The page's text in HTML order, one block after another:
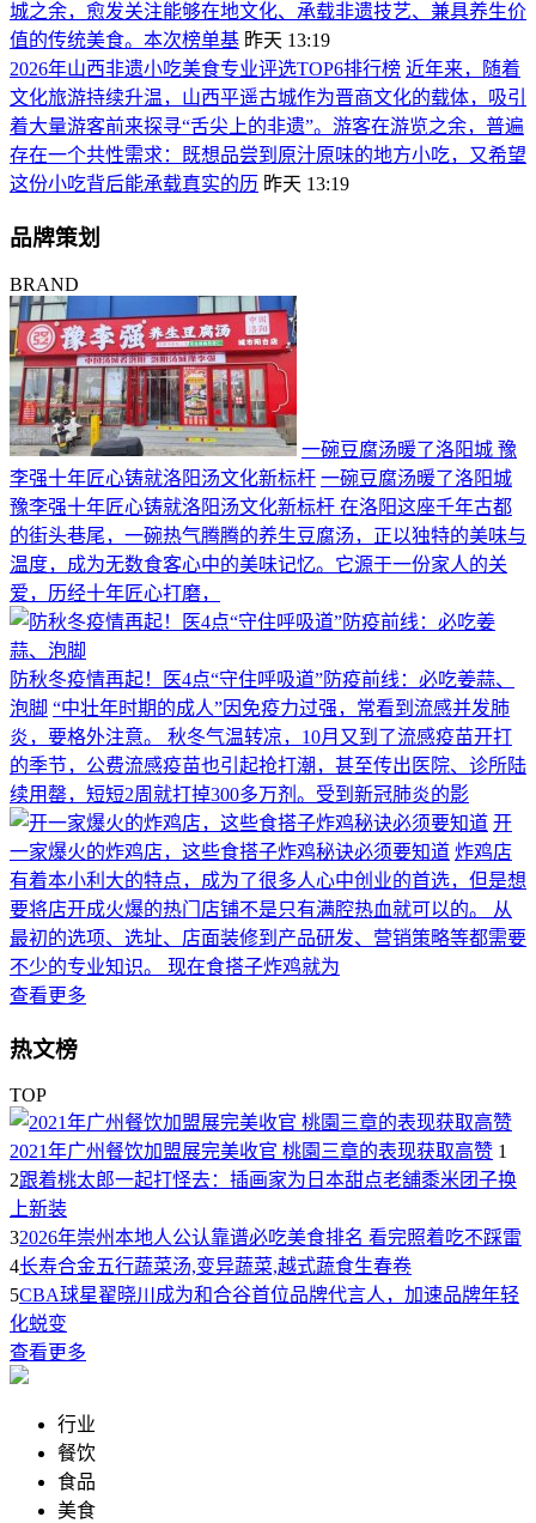
城之余，愈发关注能够在地文化、承载非遗技艺、兼具养生价
值的传统美食。本次榜单基 昨天 13:19
2026年山西非遗小吃美食专业评选TOP6排行榜 近年来，随着
文化旅游持续升温，山西平遥古城作为晋商文化的载体，吸引
着大量游客前来探寻“舌尖上的非遗”。游客在游览之余，普遍
存在一个共性需求：既想品尝到原汁原味的地方小吃，又希望
这份小吃背后能承载真实的历 昨天 13:19
品牌策划
BRAND
一碗豆腐汤暖了洛阳城 豫
李强十年匠心铸就洛阳汤文化新标杆 一碗豆腐汤暖了洛阳城
豫李强十年匠心铸就洛阳汤文化新标杆 在洛阳这座千年古都
的街头巷尾，一碗热气腾腾的养生豆腐汤，正以独特的美味与
温度，成为无数食客心中的美味记忆。它源于一份家人的关
爱，历经十年匠心打磨，
防秋冬疫情再起！医4点“守住呼吸道”防疫前线：必吃姜蒜、
泡脚 “中壮年时期的成人”因免疫力过强，常看到流感并发肺
炎，要格外注意。 秋冬气温转凉，10月又到了流感疫苗开打
的季节，公费流感疫苗也引起抢打潮，甚至传出医院、诊所陆
续用罄，短短2周就打掉300多万剂。受到新冠肺炎的影
开
一家爆火的炸鸡店，这些食搭子炸鸡秘诀必须要知道 炸鸡店
有着本小利大的特点，成为了很多人心中创业的首选，但是想
要将店开成火爆的热门店铺不是只有满腔热血就可以的。 从
最初的选项、选址、店面装修到产品研发、营销策略等都需要
不少的专业知识。 现在食搭子炸鸡就为
查看更多
热文榜
TOP
2021年广州餐饮加盟展完美收官 桃園三章的表现获取高赞 1
2跟着桃太郎一起打怪去：插画家为日本甜点老舖黍米团子换
上新装
32026年崇州本地人公认靠谱必吃美食排名 看完照着吃不踩雷
4长寿合金五行蔬菜汤,变异蔬菜,越式蔬食生春卷
5CBA球星翟晓川成为和合谷首位品牌代言人，加速品牌年轻
化蜕变
查看更多
行业
餐饮
食品
美食